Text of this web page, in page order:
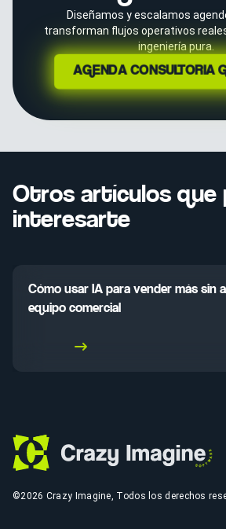
Diseñamos y escalamos
transforman flujos operativos
ingeniería pura.
AGENDA CONSULTORÍA
Otros artículos que
interesarte
Cómo usar IA para vender más sin
equipo comercial
©2026 Crazy Imagine, Todos los derechos